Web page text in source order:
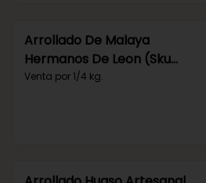
Arrollado De Malaya
Hermanos De Leon (Sku
293)
Venta por 1/4 kg.